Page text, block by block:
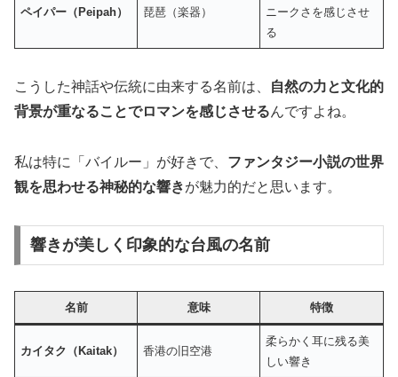
ペイパー（Peipah） 琵琶（楽器）
ニークさを感じさせ
る
こうした神話や伝統に由来する名前は、
自然の力と文化的
背景が重なることでロマンを感じさせるんですよね。
私は特に「バイルー」が好きで、 ファンタジー小説の世界
観を思わせる神秘的な響きが魅力的だと思います。
響きが美しく印象的な台風の名前
名前 意味 特徴
カイタク（Kaitak） 香港の旧空港
柔らかく耳に残る美
しい響き